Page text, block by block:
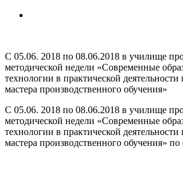
С 05.06. 2018 по 08.06.2018 в училище
методической недели «Современные
технологии в практической деятельности
мастера производственного обучения»
С 05.06. 2018 по 08.06.2018 в училище
методической недели «Современные
технологии в практической деятельности
мастера производственного обучения»